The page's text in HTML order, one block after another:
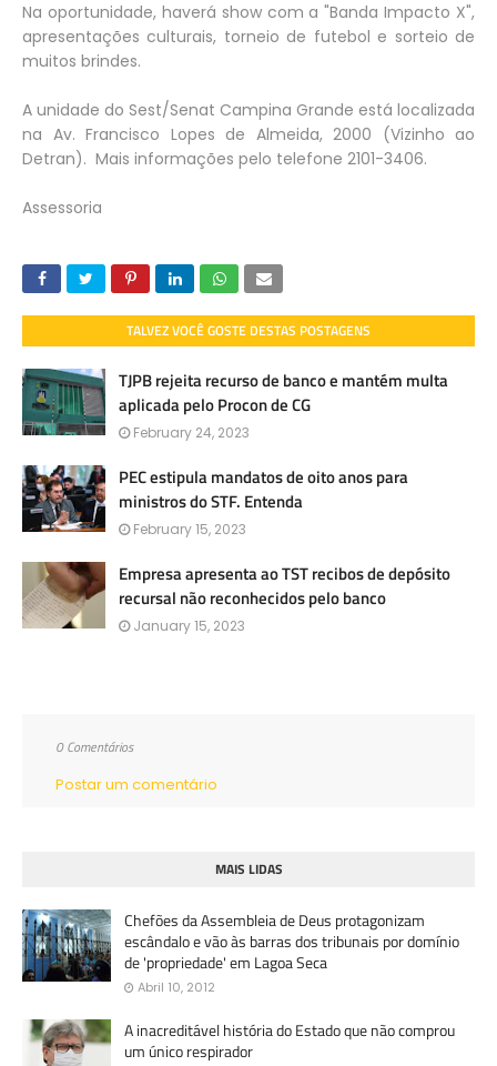
Na oportunidade, haverá show com a "Banda Impacto X",
apresentações culturais, torneio de futebol e sorteio de
muitos brindes.
A unidade do Sest/Senat Campina Grande está localizada
na Av. Francisco Lopes de Almeida, 2000 (Vizinho ao
Detran). Mais informações pelo telefone 2101-3406.
Assessoria
TALVEZ VOCÊ GOSTE DESTAS POSTAGENS
TJPB rejeita recurso de banco e mantém multa
aplicada pelo Procon de CG
February 24, 2023
PEC estipula mandatos de oito anos para
ministros do STF. Entenda
February 15, 2023
Empresa apresenta ao TST recibos de depósito
recursal não reconhecidos pelo banco
January 15, 2023
0 Comentários
Postar um comentário
MAIS LIDAS
Chefões da Assembleia de Deus protagonizam
escândalo e vão às barras dos tribunais por domínio
de 'propriedade' em Lagoa Seca
Abril 10, 2012
A inacreditável história do Estado que não comprou
um único respirador